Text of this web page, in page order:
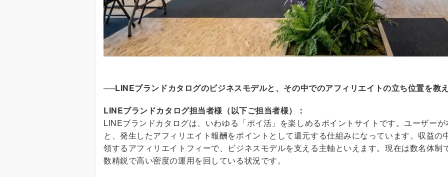
──LINEブランドカタログのビジネスモデルと、その中でのアフィリエイトの立ち位置を教
LINEブランドカタログ担当者様（以下ご担当者様）：
LINEブランドカタログは、いわゆる「ポイ活」を楽しめるポイントサイトです。ユーザー
と、発生したアフィリエイト報酬をポイントとして還元する仕組みになっています。収益
領するアフィリエイトフィーで、ビジネスモデルを支える主軸といえます。現在は数名体
数精鋭で高い密度の運用を回している状況です。